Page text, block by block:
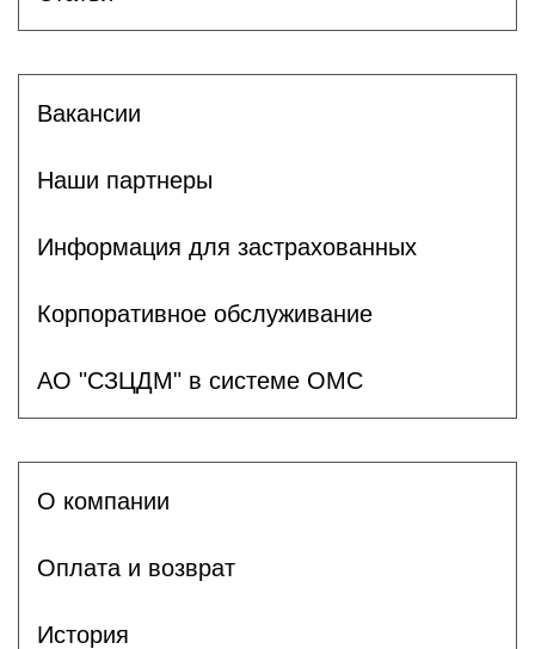
Вакансии
Наши партнеры
Информация для застрахованных
Корпоративное обслуживание
АО "СЗЦДМ" в системе ОМС
О компании
Оплата и возврат
История